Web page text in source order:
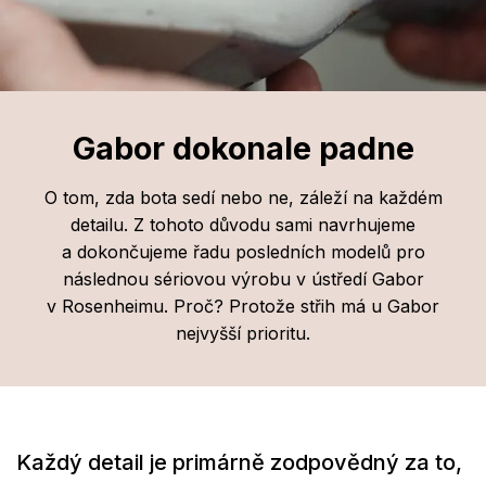
Gabor dokonale padne
O tom, zda bota sedí nebo ne, záleží na každém
detailu. Z tohoto důvodu sami navrhujeme
a dokončujeme řadu posledních modelů pro
následnou sériovou výrobu v ústředí Gabor
v Rosenheimu. Proč? Protože střih má u Gabor
nejvyšší prioritu.
Každý detail je primárně zodpovědný za to,